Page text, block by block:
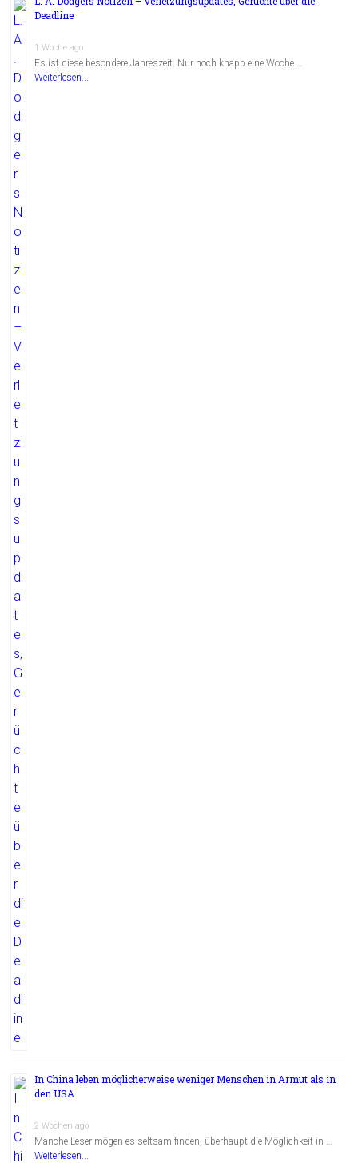
Deadline
1 Woche ago
Es ist diese besondere Jahreszeit. Nur noch knapp eine Woche …
Weiterlesen...
In China leben möglicherweise weniger Menschen in Armut als in
den USA
2 Wochen ago
Manche Leser mögen es seltsam finden, überhaupt die Möglichkeit in …
Weiterlesen...